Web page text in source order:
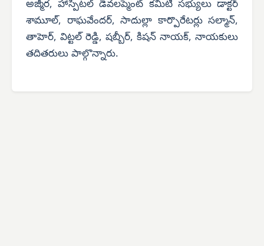
అజ్మీర, హాస్పిటల్ డెవలప్మెంట్ కమిటీ సభ్యులు డాక్టర్
శామూల్, రాఘవేందర్, సాదుల్లా కార్పొరేటర్లు సల్మాన్,
తాహెర్, విట్టల్ రెడ్డి, షబ్బీర్, కిషన్ నాయక్, నాయకులు
తదితరులు పాల్గొన్నారు.